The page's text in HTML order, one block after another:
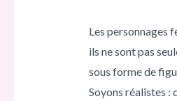
Les personnages
ils ne sont pas
sous forme de
Soyons réalistes :